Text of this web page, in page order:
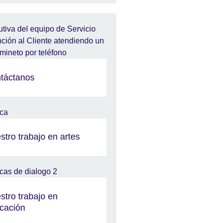
trabajo en artes
trabajo en